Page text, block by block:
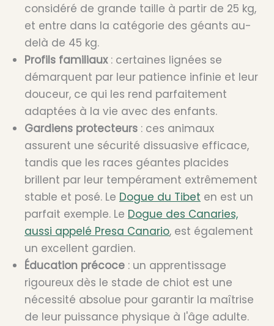
considéré de grande taille à partir de 25 kg,
et entre dans la catégorie des géants au-
delà de 45 kg.
Profils familiaux: certaines lignées se
démarquent par leur patience infinie et leur
douceur, ce qui les rend parfaitement
adaptées à la vie avec des enfants.
Gardiens protecteurs : ces animaux
assurent une sécurité dissuasive efficace,
tandis que les races géantes placides
brillent par leur tempérament extrêmement
stable et posé. Le Dogue du Tibet en est un
parfait exemple. Le Dogue des Canaries,
aussi appelé Presa Canario, est également
un excellent gardien.
Éducation précoce : un apprentissage
rigoureux dès le stade de chiot est une
nécessité absolue pour garantir la maîtrise
de leur puissance physique à l'âge adulte.